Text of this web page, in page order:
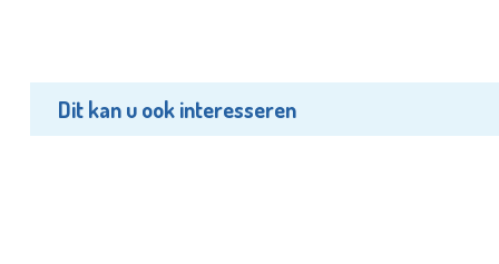
Dit kan u ook interesseren